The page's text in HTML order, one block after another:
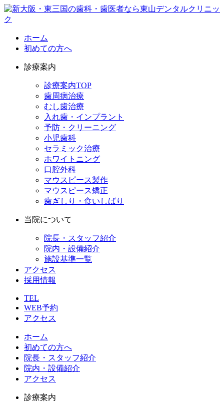
ホーム
初めての方へ
診療案内
診療案内TOP
歯周病治療
むし歯治療
入れ歯・インプラント
予防・クリーニング
小児歯科
セラミック治療
ホワイトニング
口腔外科
マウスピース製作
マウスピース矯正
歯ぎしり・食いしばり
当院について
院長・スタッフ紹介
院内・設備紹介
施設基準一覧
アクセス
採用情報
TEL
WEB予約
アクセス
ホーム
初めての方へ
院長・スタッフ紹介
院内・設備紹介
アクセス
診療案内